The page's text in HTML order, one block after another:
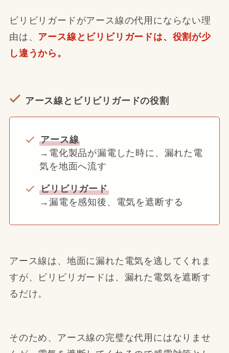
ビリビリガードがアース線の代用にならない理
由は、 アース線とビリビリガードは、役割が少
し違うから。
アース線とビリビリガードの役割
アース線
→電化製品が漏電した時に、漏れた電
気を地面へ流す
ビリビリガード
→漏電を感知後、電気を遮断する
アース線は、地面に漏れた電気を逃してくれま
すが、ビリビリガードは、漏れた電気を遮断す
るだけ。
そのため、アース線の完璧な代用にはなりませ